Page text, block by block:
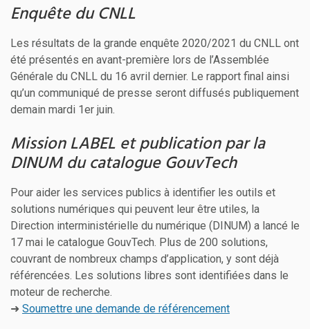
Enquête du CNLL
Les résultats de la grande enquête 2020/2021 du CNLL ont
été présentés en avant-première lors de l’Assemblée
Générale du CNLL du 16 avril dernier. Le rapport final ainsi
qu’un communiqué de presse seront diffusés publiquement
demain mardi 1er juin.
Mission LABEL et publication par la
DINUM du catalogue GouvTech
Pour aider les services publics à identifier les outils et
solutions numériques qui peuvent leur être utiles, la
Direction interministérielle du numérique (DINUM) a lancé le
17 mai le catalogue GouvTech. Plus de 200 solutions,
couvrant de nombreux champs d’application, y sont déjà
référencées. Les solutions libres sont identifiées dans le
moteur de recherche.
➜ Soumettre une demande de référencement